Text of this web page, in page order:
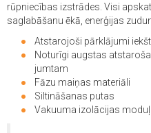
rūpniecības izstrādes. Visi
saglabāšanu ēkā, enerģijas
Atstarojoši pārklājumi
Noturīgi augstas
jumtam
Fāzu maiņas materiāli
Siltināšanas putas
Vakuuma izolācijas moduļi